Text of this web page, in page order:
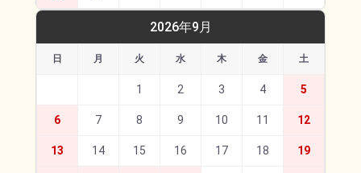
2026年9月
日 月 火 水 木 金 土
1 2 3 4 5
6 7 8 9 10 11 12
13 14 15 16 17 18 19